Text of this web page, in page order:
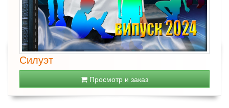
Силуэт
Просмотр и заказ